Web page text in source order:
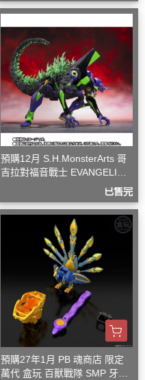
預購12月 S.H.MonsterArts 哥
吉拉對福音戰士 EVANGELION
已售完
預購27年1月 PB 魂商店 限定
萬代 盒玩 百獸戰隊 SMP 牙吠